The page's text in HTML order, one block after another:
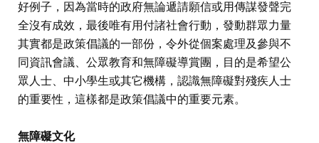
好例子，因為當時的政府無論遞請願信或用傳謀發聲完
全沒有成效，最後唯有用付諸社會行動，發動群眾力量
其實都是政策倡議的一部份，令外從個案處理及參與不
同資訊會議、公眾教育和無障礙導賞團，目的是希望公
眾人士、中小學生或其它機構，認識無障礙對殘疾人士
的重要性，這樣都是政策倡議中的重要元素。
無障礙文化